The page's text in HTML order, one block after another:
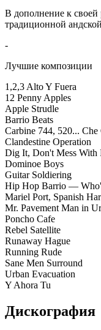
В дополнение к своей
традиционной
-
Лучшие композиции
1,2,3 Alto Y Fuera
12 Penny Apples
Apple Strudle
Barrio Beats
Carbine 744, 520... Che
Clandestine Operation
Dig It, Don't Mess With
Dominoe Boys
Guitar Soldiering
Hip Hop Barrio —
Mariel Port, Spanish
Mr. Pavement Man in
Poncho Cafe
Rebel Satellite
Runaway Hague
Running Rude
Sane Men Surround
Urban Evacuation
Y Ahora Tu
Дискография